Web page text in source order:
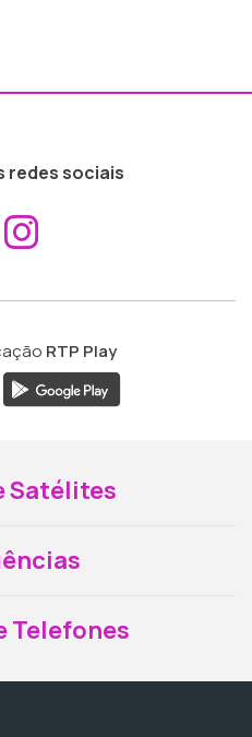
redes sociais
Aceder ao
RTP Play
Satélites
Telefones